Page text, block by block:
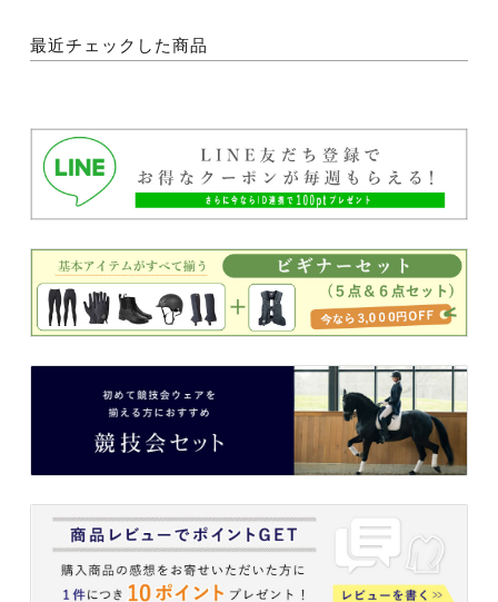
最近チェックした商品